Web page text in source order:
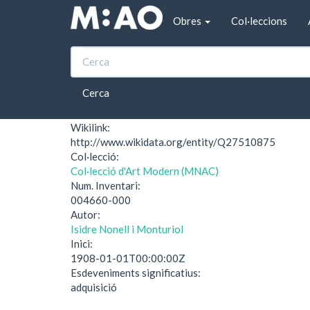
Vés al contingut
Obres
Col·leccions
Cerca
Inici Julia
Julia
Wikilink:
http://www.wikidata.org/entity/Q27510875
Col·lecció:
Col·lecció d'Art Modern (MNAC)
Num. Inventari:
004660-000
Autor:
Isidre Nonell i Monturiol
Inici:
1908-01-01T00:00:00Z
Esdeveniments significatius:
adquisició